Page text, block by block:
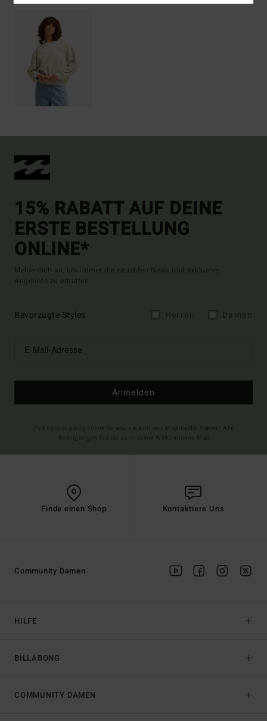
15% RABATT AUF DEINE
ERSTE BESTELLUNG
ONLINE*
Melde dich an, um immer die neuesten News und exklusive
Angebote zu erhalten.
Bevorzugte Styles
Anmelden
Finde einen Shop Kontaktiere Uns
HILFE
BILLABONG
Community Damen
COMMUNITY DAMEN